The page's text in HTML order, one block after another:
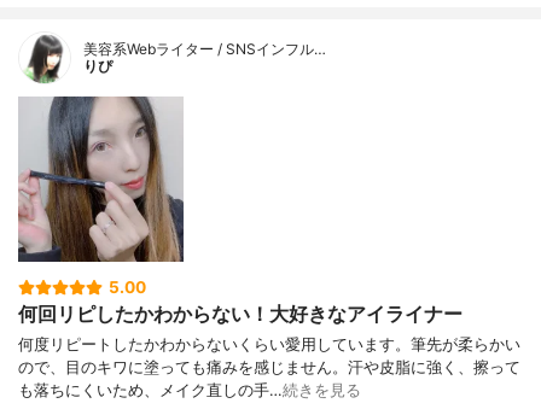
美容系Webライター / SNSインフル…
りぴ
5.00
何回リピしたかわからない！大好きなアイライナー
何度リピートしたかわからないくらい愛用しています。筆先が柔らかい
ので、目のキワに塗っても痛みを感じません。汗や皮脂に強く、擦って
も落ちにくいため、メイク直しの手…続きを見る